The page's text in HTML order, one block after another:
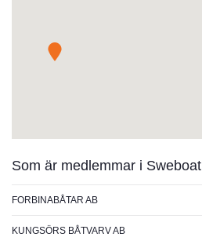
Som är medlemmar i Sweboat
FORBINABÅTAR AB
KUNGSÖRS BÅTVARV AB